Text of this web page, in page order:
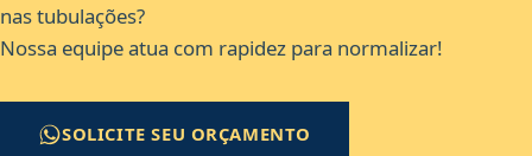
nas tubulações?
Nossa equipe atua com rapidez para normalizar!
SOLICITE SEU ORÇAMENTO